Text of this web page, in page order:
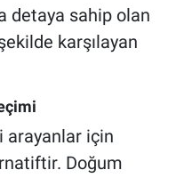
detaya sahip olan
karşılayan
arayanlar için
Doğum